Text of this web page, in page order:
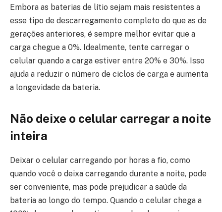
Embora as baterias de lítio sejam mais resistentes a
esse tipo de descarregamento completo do que as de
gerações anteriores, é sempre melhor evitar que a
carga chegue a 0%. Idealmente, tente carregar o
celular quando a carga estiver entre 20% e 30%. Isso
ajuda a reduzir o número de ciclos de carga e aumenta
a longevidade da bateria.
Não deixe o celular carregar a noite
inteira
Deixar o celular carregando por horas a fio, como
quando você o deixa carregando durante a noite, pode
ser conveniente, mas pode prejudicar a saúde da
bateria ao longo do tempo. Quando o celular chega a